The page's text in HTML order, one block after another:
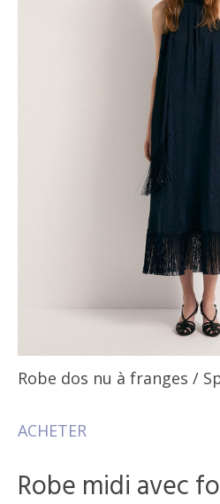
Robe dos nu à franges /
ACHETER
Robe midi avec